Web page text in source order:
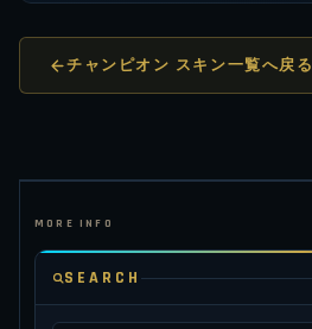
チャンピオン スキン一覧へ戻る
SEARCH